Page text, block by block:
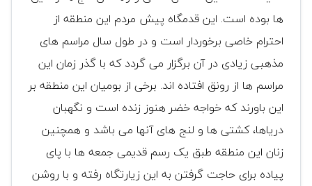
ها بوده است. این قدمگاه پیش مردم این منطقه از
احترام خاصی برخوردار است و در طول سال مراسم های
مذهبی زیادی در آن برگزار می گردد که با گذر زمان این
مراسم ها از رونق افتاده اند. برخی از بومیان این منطقه بر
این باورند که خواجه خضر هنوز زنده است و نگهبان
دریاها، کشتی ها و لنج های آنها می باشد و همچنین
زنان این منطقه طبق یک رسم قدیمی جمعه ها با پای
پیاده برای حاجت گرفتن به این زیارتگاه رفته و با روشن